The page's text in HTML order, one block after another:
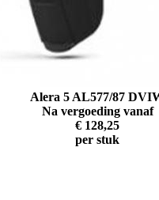
Alera 5 AL577/87
Na vergoeding vanaf
€ 128,25
per stuk